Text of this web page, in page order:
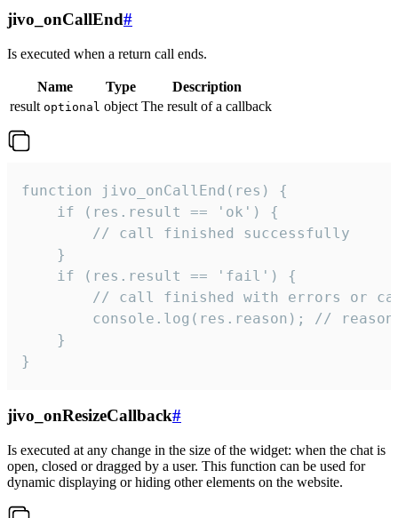
jivo_onCallEnd#
Is executed when a return call ends.
Name Type
Description
result optional object The result of a callback
function jivo_onCallEnd(res) {
    if (res.result == 'ok') {
        // call finished successfully
    }
    if (res.result == 'fail') {
// call finished with errors or
console.log(res.reason); //
    }
}
jivo_onResizeCallback#
Is executed at any change in the size of the widget: when the chat is
open, closed or dragged by a user. This function can be used for
dynamic displaying or hiding other elements on the website.